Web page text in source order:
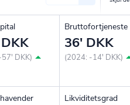
DKK)
Bruttofortjeneste
36' DKK
(2024: -14' DKK)
Likviditetsgrad